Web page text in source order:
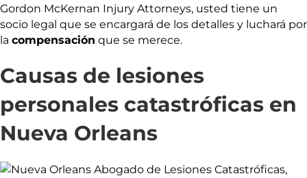
Gordon McKernan Injury Attorneys, usted tiene un
socio legal que se encargará de los detalles y luchará por
la compensación que se merece.
Causas de lesiones
personales catastróficas en
Nueva Orleans